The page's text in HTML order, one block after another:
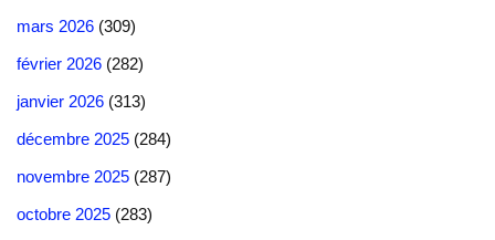
mars 2026 (309)
février 2026 (282)
janvier 2026 (313)
décembre 2025 (284)
novembre 2025 (287)
octobre 2025 (283)